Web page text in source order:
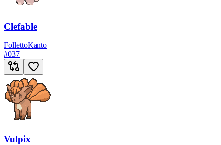
Clefable
FollettoKanto
#037
Vulpix